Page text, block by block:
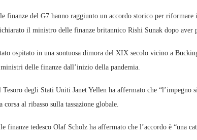
finanze del G7 hanno raggiunto un accordo storico per riformare
il ministro delle finanze britannico Rishi Sunak dopo
ospitato in una sontuosa dimora del XIX secolo vicino a
delle finanze dall’inizio della pandemia.
degli Stati Uniti Janet Yellen ha affermato che “l’impegno
corsa al ribasso sulla tassazione globale.
finanze tedesco Olaf Scholz ha affermato che l’accordo è “una